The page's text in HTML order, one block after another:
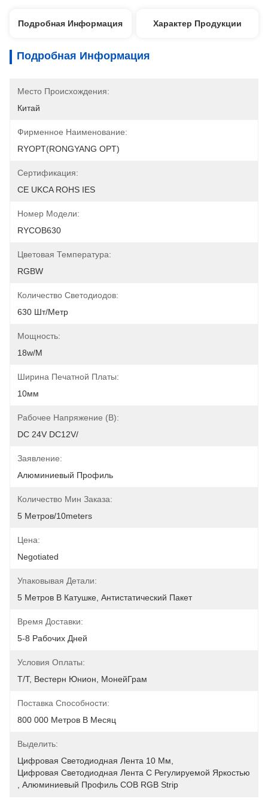
Подробная Информация Характер Продукции
Подробная Информация
Место Происхождения:
Китай
Фирменное Наименование:
RYOPT(RONGYANG OPT)
Сертификация:
CE UKCA ROHS IES
Номер Модели:
RYCOB630
Цветовая Температура:
RGBW
Количество Светодиодов:
630 Шт/метр
Мощность:
18w/m
Ширина Печатной Платы:
10мм
Рабочее Напряжение (В):
DC 24V DC12V/
Заявление:
Алюминиевый Профиль
Количество Мин Заказа:
5 Метров/10meters
Цена:
Negotiated
Упаковывая Детали:
5 Метров В Катушке, Антистатический Пакет
Время Доставки:
5-8 Рабочих Дней
Условия Оплаты:
Т/Т, Вестерн Юнион, МонейГрам
Поставка Способности:
800 000 Метров В Месяц
Выделить:
Цифровая Светодиодная Лента 10 Мм
Цифровая Светодиодная Лента С Регулируемой Яркостью
Алюминиевый Профиль COB RGB Strip